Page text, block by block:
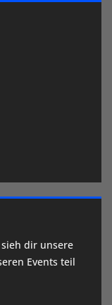
dir unsere
Events teil